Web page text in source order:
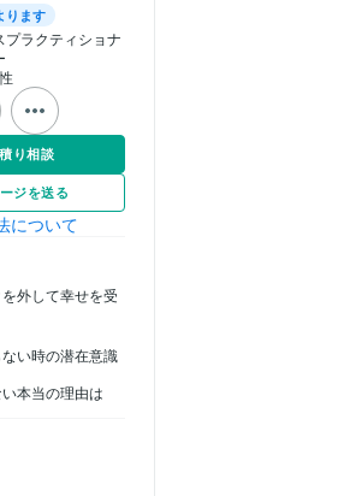
ります
プラクティショナ
り相談
ジを送る
について
外して幸せを受
い時の潜在意識
本当の理由は